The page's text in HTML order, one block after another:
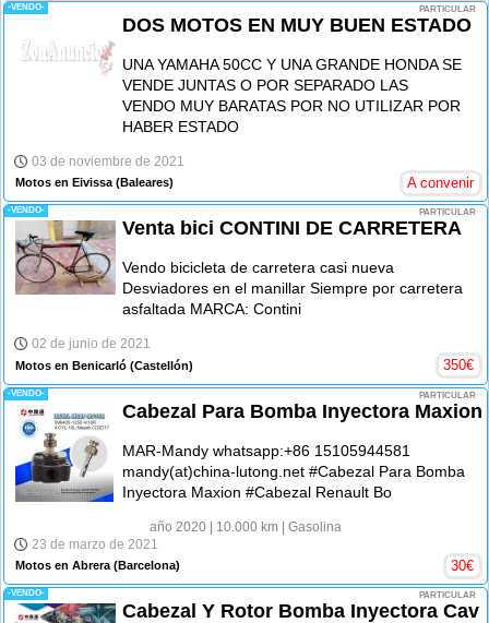
-VENDO- PARTICULAR
DOS MOTOS EN MUY BUEN ESTADO
UNA YAMAHA 50CC Y UNA GRANDE HONDA SE
VENDE JUNTAS O POR SEPARADO LAS
VENDO MUY BARATAS POR NO UTILIZAR POR
HABER ESTADO
03 de noviembre de 2021
Motos en Eivissa (Baleares) A convenir
-VENDO- PARTICULAR
Venta bici CONTINI DE CARRETERA
Vendo bicicleta de carretera casi nueva
Desviadores en el manillar Siempre por carretera
asfaltada MARCA: Contini
02 de junio de 2021
Motos en Benicarló (Castellón) 350€
-VENDO- PARTICULAR
Cabezal Para Bomba Inyectora Maxion
MAR-Mandy whatsapp:+86 15105944581
mandy(at)china-lutong.net #Cabezal Para Bomba
Inyectora Maxion #Cabezal Renault Bo
año 2020 | 10.000 km | Gasolina
23 de marzo de 2021
Motos en Abrera (Barcelona) 30€
-VENDO- PARTICULAR
Cabezal Y Rotor Bomba Inyectora Cav